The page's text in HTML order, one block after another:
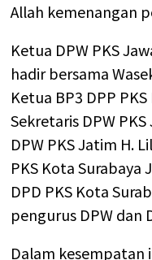
Allah kemenangan
Ketua DPW PKS
hadir bersama
Ketua BP3 DPP
Sekretaris DPW
DPW PKS Jatim H.
PKS Kota Surabaya
DPD PKS Kota
pengurus DPW dan
Dalam kesempatan